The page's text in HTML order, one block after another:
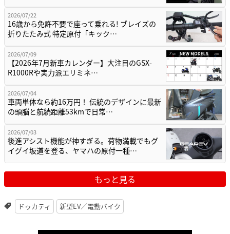
2026/07/22
16歳から免許不要で座って乗れる! ブレイズの
折りたたみ式 特定原付「キック…
2026/07/09
【2026年7月新車カレンダー】大注目のGSX-
R1000Rや実力派エリミネ…
2026/07/04
車両単体なら約16万円！ 伝統のデザインに最新
の頭脳と航続距離53kmで日常…
2026/07/03
後進アシスト機能が神すぎる。荷物満載でもグ
イグイ坂道を登る、ヤマハの原付一種…
もっと見る
ドゥカティ 新型EV／電動バイク